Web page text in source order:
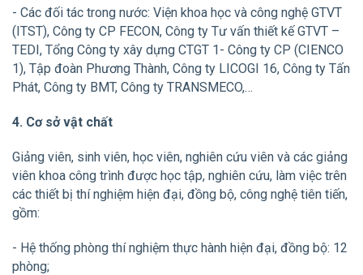
- Các đối tác trong nước: Viện khoa học và công nghệ GTVT
(ITST), Công ty CP FECON, Công ty Tư vấn thiết kế GTVT –
TEDI, Tổng Công ty xây dựng CTGT 1- Công ty CP (CIENCO
1), Tập đoàn Phương Thành, Công ty LICOGI 16, Công ty Tấn
Phát, Công ty BMT, Công ty TRANSMECO,…
4. Cơ sở vật chất
Giảng viên, sinh viên, học viên, nghiên cứu viên và các giảng
viên khoa công trình được học tập, nghiên cứu, làm việc trên
các thiết bị thí nghiệm hiện đại, đồng bộ, công nghệ tiên tiến,
gồm:
- Hệ thống phòng thí nghiệm thực hành hiện đại, đồng bộ: 12
phòng;